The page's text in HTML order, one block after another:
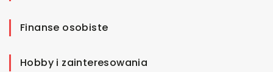
Finanse osobiste
Hobby i zainteresowania